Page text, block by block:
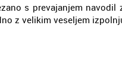
s prevajanjem navodil
z velikim veseljem